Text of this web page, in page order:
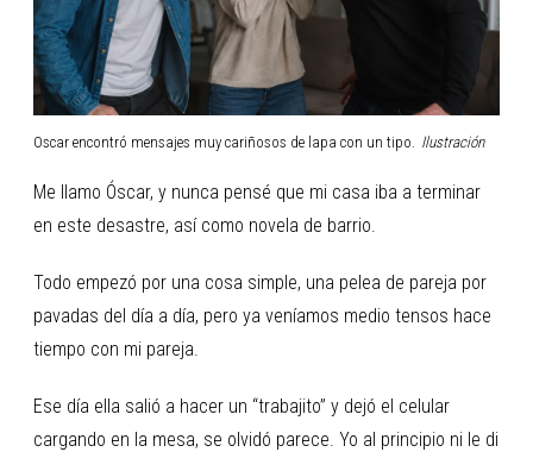
Oscar encontró mensajes muy cariñosos de lapa con un tipo. Ilustración
Me llamo Óscar, y nunca pensé que mi casa iba a terminar
en este desastre, así como novela de barrio.
Todo empezó por una cosa simple, una pelea de pareja por
pavadas del día a día, pero ya veníamos medio tensos hace
tiempo con mi pareja.
Ese día ella salió a hacer un “trabajito” y dejó el celular
cargando en la mesa, se olvidó parece. Yo al principio ni le di